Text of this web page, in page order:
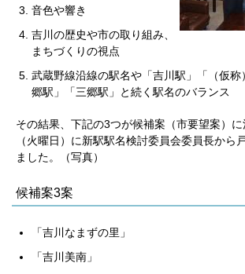
音色や響き
吉川の歴史や市の取り組み、
まちづくりの視点
武蔵野線沿線の駅名や「吉川駅」「（仮称
郷駅」「三郷駅」と続く駅名のバランス
その結果、下記の3つが候補案（市要望案）
（火曜日）に新駅駅名検討委員会委員長から
ました。（写真）
候補案3案
「吉川なまずの里」
「吉川美南」